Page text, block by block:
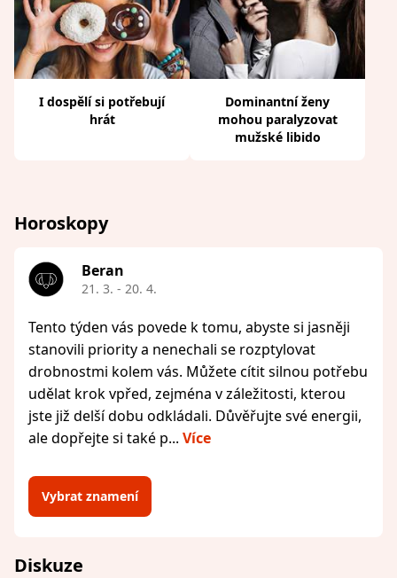
I dospělí si potřebují
hrát
Dominantní ženy
mohou paralyzovat
mužské libido
Horoskopy
Beran
21. 3. - 20. 4.
Tento týden vás povede k tomu, abyste si jasněji
stanovili priority a nenechali se rozptylovat
drobnostmi kolem vás. Můžete cítit silnou potřebu
udělat krok vpřed, zejména v záležitosti, kterou
jste již delší dobu odkládali. Důvěřujte své energii,
ale dopřejte si také p... Více
Vybrat znamení
Diskuze